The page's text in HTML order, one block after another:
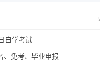
为：3月1—3月10日
自学考试
、免考、毕业申报